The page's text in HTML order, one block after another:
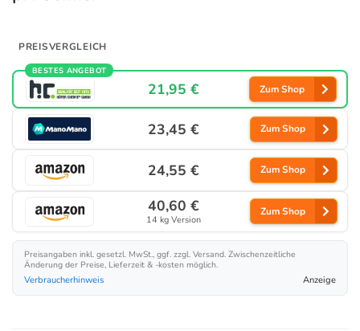
PREISVERGLEICH
BESTES ANGEBOT
21,95 € Zum Shop
23,45 € Zum Shop
24,55 € Zum Shop
40,60 €
14 kg Version
Zum Shop
Preisangaben inkl. gesetzl. MwSt., ggf. zzgl. Versand. Zwischenzeitliche
Änderung der Preise, Lieferzeit & -kosten möglich.
Verbraucherhinweis
Anzeige